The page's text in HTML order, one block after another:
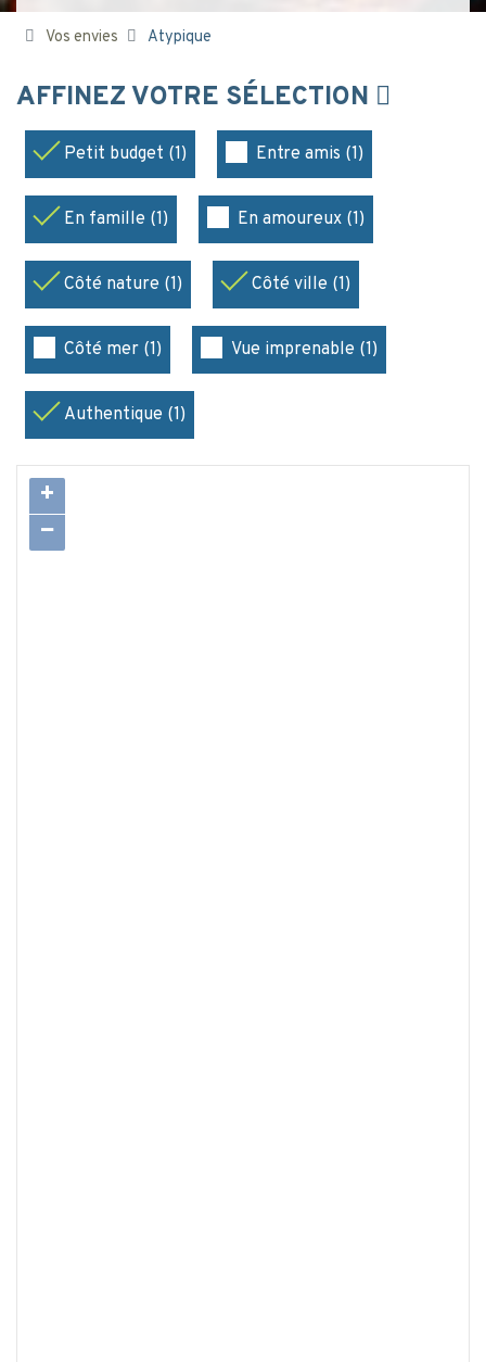
Vos envies Atypique
AFFINEZ VOTRE SÉLECTION
Petit budget (1) Entre amis (1)
En famille (1) En amoureux (1)
Côté nature (1) Côté ville (1)
Côté mer (1) Vue imprenable (1)
Authentique (1)
+
−